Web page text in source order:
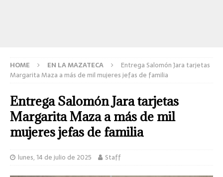
HOME EN LA MAZATECA
Entrega Salomón Jara tarjetas
Margarita Maza a más de mil mujeres jefas de familia
Entrega Salomón Jara tarjetas
Margarita Maza a más de mil
mujeres jefas de familia
lunes, 14 de julio de 2025 Staff